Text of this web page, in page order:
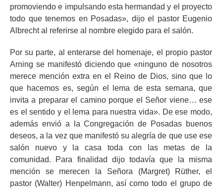
promoviendo e impulsando esta hermandad y el proyecto
todo que tenemos en Posadas», dijo el pastor Eugenio
Albrecht al referirse al nombre elegido para el salón.
Por su parte, al enterarse del homenaje, el propio pastor
Arning se manifestó diciendo que «ninguno de nosotros
merece mención extra en el Reino de Dios, sino que lo
que hacemos es, según el lema de esta semana, que
invita a preparar el camino porque el Señor viene… ese
es el sentido y el lema para nuestra vida». De ese modo,
además envió a la Congregación de Posadas buenos
deseos, a la vez que manifestó su alegría de que use ese
salón nuevo y la casa toda con las metas de la
comunidad. Para finalidad dijo todavía que la misma
mención se merecen la Señora (Margret) Rüther, el
pastor (Walter) Henpelmann, así como todo el grupo de